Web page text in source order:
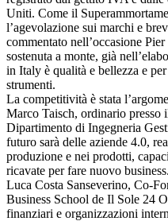
Uniti. Come il
l’agevolazione sui marchi e
commentato nell’occasione
sostenuta a monte, già
in Italy è qualità e bellezza e
strumenti.
La competitività è stata
Marco Taisch, ordinario
Dipartimento di Ingegneria
futuro sarà delle aziende 4.0,
produzione e nei prodotti,
ricavate per fare nuovo business.
Luca Costa Sanseverino, Co-
Business School de Il Sole 24
finanziari e organizzazioni